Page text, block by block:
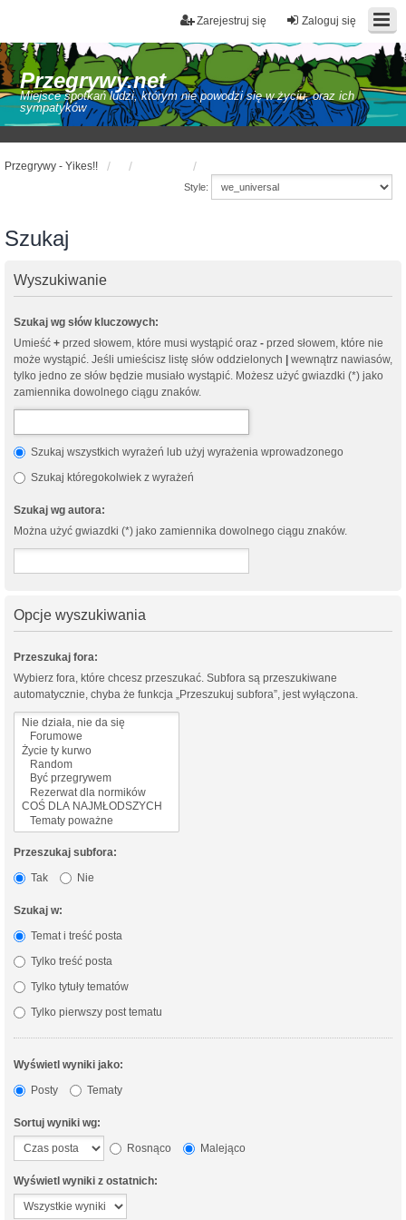
Zaloguj się
Zarejestruj się
Przegrywy.net
Miejsce spotkań ludzi, którym nie powodzi się w życiu, oraz ich
sympatyków
Przegrywy - Yikes!!
Style:
Szukaj
Wyszukiwanie
Szukaj wg słów kluczowych:
Umieść + przed słowem, które musi wystąpić oraz - przed słowem, które nie
może wystąpić. Jeśli umieścisz listę słów oddzielonych | wewnątrz nawiasów,
tylko jedno ze słów będzie musiało wystąpić. Możesz użyć gwiazdki (*) jako
zamiennika dowolnego ciągu znaków.
Szukaj wszystkich wyrażeń lub użyj wyrażenia wprowadzonego
Szukaj któregokolwiek z wyrażeń
Szukaj wg autora:
Można użyć gwiazdki (*) jako zamiennika dowolnego ciągu znaków.
Opcje wyszukiwania
Przeszukaj fora:
Wybierz fora, które chcesz przeszukać. Subfora są przeszukiwane
automatycznie, chyba że funkcja „Przeszukuj subfora”, jest wyłączona.
Przeszukaj subfora:
Tak
Nie
Szukaj w:
Temat i treść posta
Tylko treść posta
Tylko tytuły tematów
Tylko pierwszy post tematu
Wyświetl wyniki jako:
Posty
Tematy
Sortuj wyniki wg:
Rosnąco
Malejąco
Wyświetl wyniki z ostatnich: